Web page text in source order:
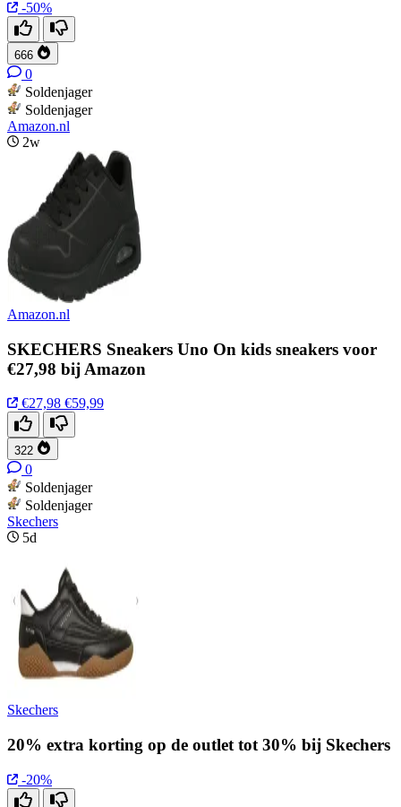
-50%
666
0
Soldenjager
Soldenjager
Amazon.nl
2w
Amazon.nl
SKECHERS Sneakers Uno On kids sneakers voor
€27,98 bij Amazon
€27,98 €59,99
322
0
Soldenjager
Soldenjager
Skechers
5d
Skechers
20% extra korting op de outlet tot 30% bij Skechers
-20%